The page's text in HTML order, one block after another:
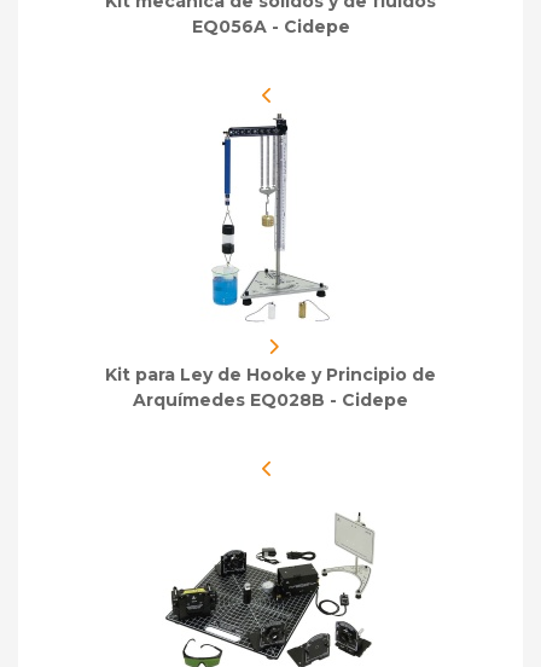
EQ056A - Cidepe
Kit para Ley de Hooke y Principio de
Arquímedes EQ028B - Cidepe